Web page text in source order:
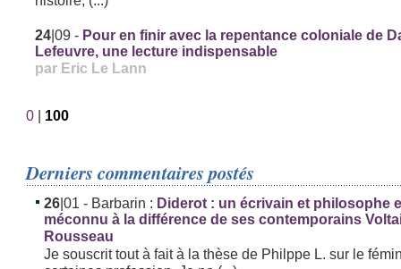
24 |09 - Pour en finir avec la repentance coloniale de
Lefeuvre, une lecture indispensable
par Eric Le Lann
0 100
Derniers commentaires postés
26|01 - Barbarin : Diderot : un écrivain et philosophe
méconnu à la différence de ses contemporains
Rousseau
Je souscrit tout à fait à la thèse de Philppe L. sur le